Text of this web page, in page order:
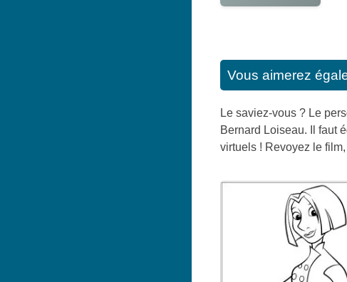
Vous aimerez
Le saviez-vous ? Le
Bernard Loiseau. Il faut
virtuels ! Revoyez le